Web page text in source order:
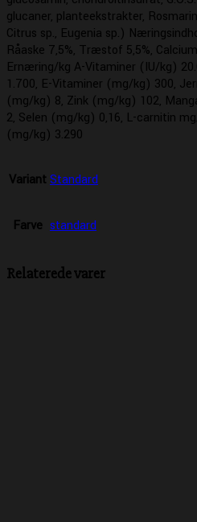
glucaner, planteekstrakter,
Citrus sp., Eugenia sp.)
Råaske 7,5%, Træstof 5,5%,
Ernæring/kg A-Vitaminer (IU/kg)
1.700, E-Vitaminer (mg/kg) 300,
(mg/kg) 8, Zink (mg/kg) 102,
2, Selen (mg/kg) 0,16, L-carnitin
(mg/kg) 3.290
Variant Standard
Farve standard
Relaterede varer